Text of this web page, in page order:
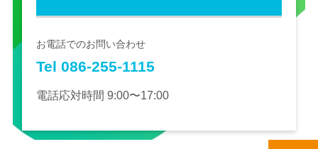
お電話でのお問い合わせ
Tel 086-255-1115
電話応対時間 9:00〜17:00